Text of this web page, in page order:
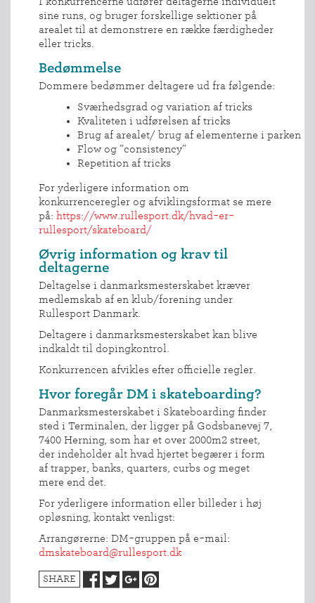
INDMELDELSE
BREDDEPULJE
NYHEDER
SPORTSGRENE
FORBUNDET
VÆRKTØJSKASSEN
KONKURRENCER
sine runs, og bruger forskellige sektioner på
arealet til at demonstrere en række færdigheder
eller tricks.
Bedømmelse
Dommere bedømmer deltagere ud fra følgende:
Sværhedsgrad og variation af tricks
Kvaliteten i udførelsen af tricks
Brug af arealet/ brug af elementerne i parken
Flow og ”consistency”
Repetition af tricks
For yderligere information om
konkurrenceregler og afviklingsformat se mere
på: https://www.rullesport.dk/hvad-er-
rullesport/skateboard/
Øvrig information og krav til
deltagerne
Deltagelse i danmarksmesterskabet kræver
medlemskab af en klub/forening under
Rullesport Danmark.
Deltagere i danmarksmesterskabet kan blive
indkaldt til dopingkontrol.
Konkurrencen afvikles efter officielle regler.
Hvor foregår DM i skateboarding?
Danmarksmesterskabet i Skateboarding finder
sted i Terminalen, der ligger på Godsbanevej 7,
7400 Herning, som har et over 2000m2 street,
der indeholder alt hvad hjertet begærer i form
af trapper, banks, quarters, curbs og meget
mere end det.
For yderligere information eller billeder i høj
opløsning, kontakt venligst:
Arrangørerne: DM-gruppen på e-mail:
dmskateboard@rullesport.dk
SHARE